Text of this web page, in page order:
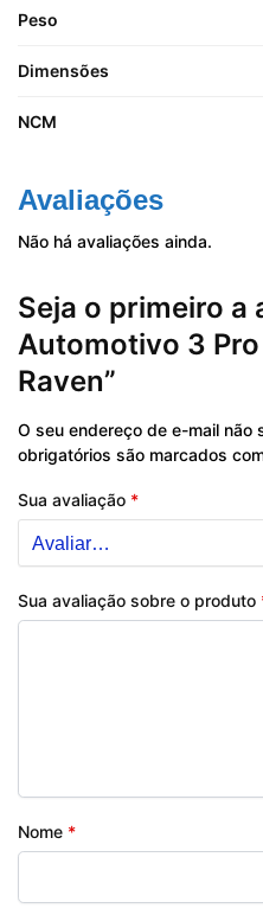
Peso
Dimensões
NCM
Avaliações
Não há avaliações ainda.
Seja o primeiro a
Automotivo 3
Raven”
O seu endereço de e-mail não
obrigatórios são marcados
Sua avaliação *
Sua avaliação sobre o produto
Nome *